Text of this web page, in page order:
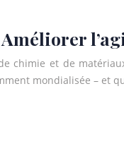
chimie et de
mondialisée – et